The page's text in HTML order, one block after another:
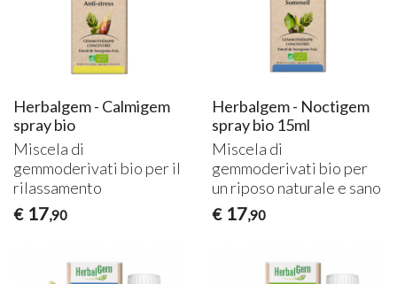
Herbalgem - Calmigem
spray bio
Miscela di
gemmoderivati bio per il
rilassamento
€ 17,90
Herbalgem - Noctigem
spray bio 15ml
Miscela di
gemmoderivati bio per
un riposo naturale e sano
€ 17,90